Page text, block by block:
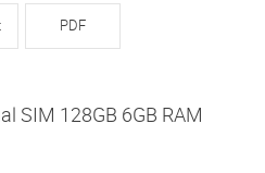
PDF
SIM 128GB 6GB RAM